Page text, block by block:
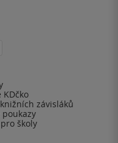
KDčko
závisláků
poukazy
školy